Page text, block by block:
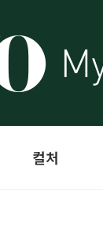
컬처